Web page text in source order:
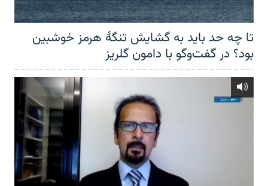
تا چه حد باید به گشایش تنگهٔ هرمز خوشبین
بود؟ در گفت‌وگو با دامون گلریز